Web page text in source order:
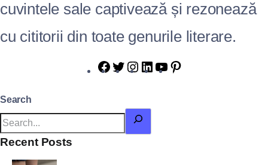
cuvintele sale captivează și rezonează
cu cititorii din toate genurile literare.
Search
Recent Posts